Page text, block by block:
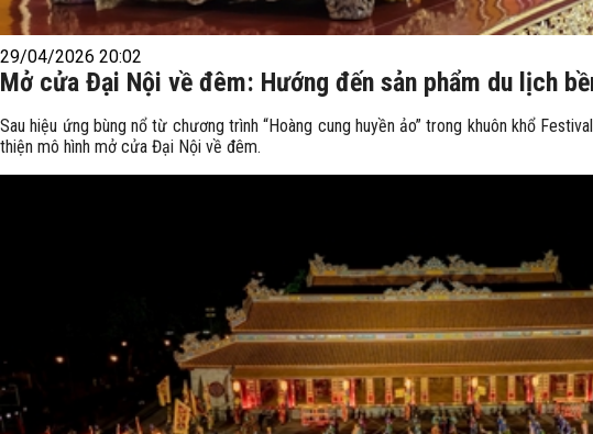
29/04/2026 20:02
Mở cửa Đại Nội về đêm: Hướng đến sản phẩm du lịch
Sau hiệu ứng bùng nổ từ chương trình “Hoàng cung huyền ảo” trong khuôn khổ
thiện mô hình mở cửa Đại Nội về đêm.